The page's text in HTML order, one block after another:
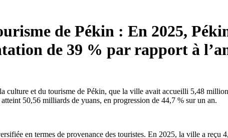
de Pékin : En 2025,
de 39 % par rapport à
et du tourisme de Pékin, que la ville avait accueilli 5,48
50,56 milliards de yuans, en progression de 44,7 % sur un an.
en termes de provenance des touristes. En 2025, la ville a reçu